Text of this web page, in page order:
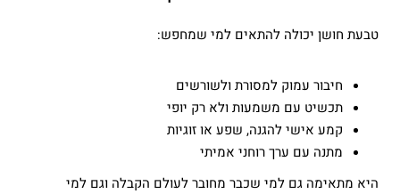
טבעת חושן יכולה להתאים למי שמחפש:
חיבור עמוק למסורת ולשורשים
תכשיט עם משמעות ולא רק יופי
קמע אישי להגנה, שפע או זוגיות
מתנה עם ערך רוחני אמיתי
היא מתאימה גם למי שכבר מחובר לעולם הקבלה וגם למי